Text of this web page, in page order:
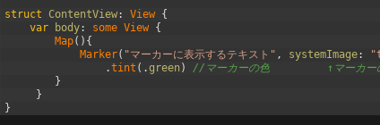
struct ContentView : View {
var
body : some View {
Map( ) {
Marker( "マーカーに表示するテキスト" , systemImage :
.tint ( .green )
//マーカーの色 　 　 　 ↑マーカー
}
}
}